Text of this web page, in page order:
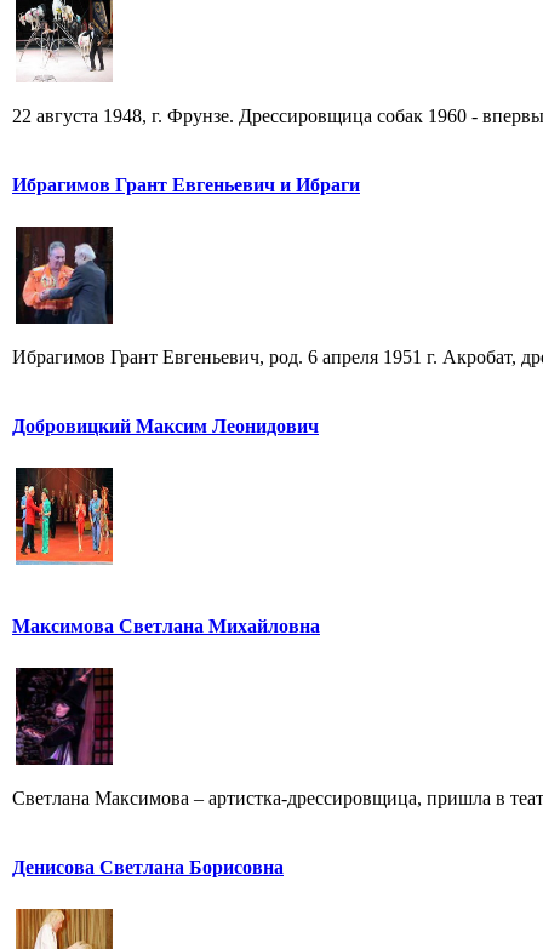
22 августа 1948, г. Фрунзе. Дрессировщица собак 1960 -
Ибрагимов Грант Евгеньевич и Ибраги
Ибрагимов Грант Евгеньевич, род. 6 апреля 1951 г. Акробат,
Добровицкий Максим Леонидович
Максимова Светлана Михайловна
Светлана Максимова – артистка-дрессировщица, пришла в
Денисова Светлана Борисовна